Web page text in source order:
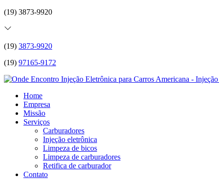
(19) 3873-9920
(19) 3873-9920
(19) 97165-9172
Home
Empresa
Missão
Serviços
Carburadores
Injeção eletrônica
Limpeza de bicos
Limpeza de carburadores
Retifica de carburador
Contato